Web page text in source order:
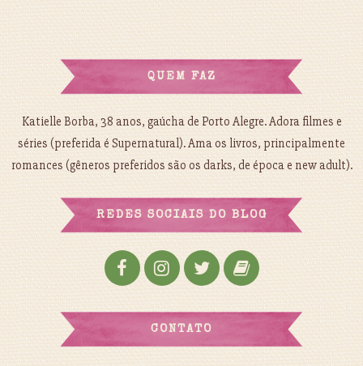
QUEM FAZ
Katielle Borba, 38 anos, gaúcha de Porto Alegre. Adora filmes e
séries (preferida é Supernatural). Ama os livros, principalmente
romances (gêneros preferidos são os darks, de época e new adult).
REDES SOCIAIS DO BLOG
CONTATO